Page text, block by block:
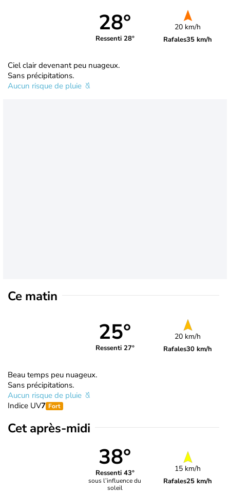
28°
Ressenti 28°
20 km/h
Rafales35 km/h
Ciel clair devenant peu nuageux.
Sans précipitations.
Aucun risque de pluie
Ce matin
25°
Ressenti 27°
20 km/h
Rafales30 km/h
Beau temps peu nuageux.
Sans précipitations.
Aucun risque de pluie
Indice UV7 Fort
Cet après-midi
38°
Ressenti 43°
sous l’influence du
soleil
15 km/h
Rafales25 km/h